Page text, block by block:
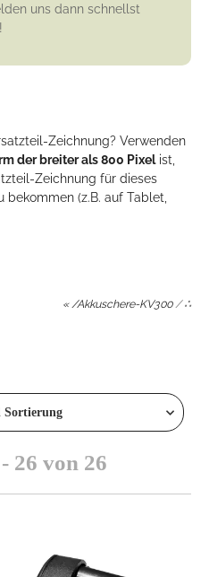
uns dann schnellst
Zeichnung? Verwenden
der breiter als 800 Pixelist,
Zeichnung für dieses
bekommen (z.B. auf Tablet,
« /Akkuschere-KV300/∴
26 von 26